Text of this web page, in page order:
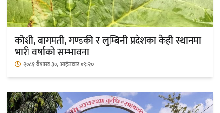
कोशी, बागमती, गण्डकी र लुम्बिनी प्रदेशका केही स्थानमा
भारी वर्षाको सम्भावना
२०८१ बैशाख ३०, आईतवार ०९:२०